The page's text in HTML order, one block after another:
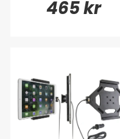
T813/SM-T815/SM-T819
465 kr